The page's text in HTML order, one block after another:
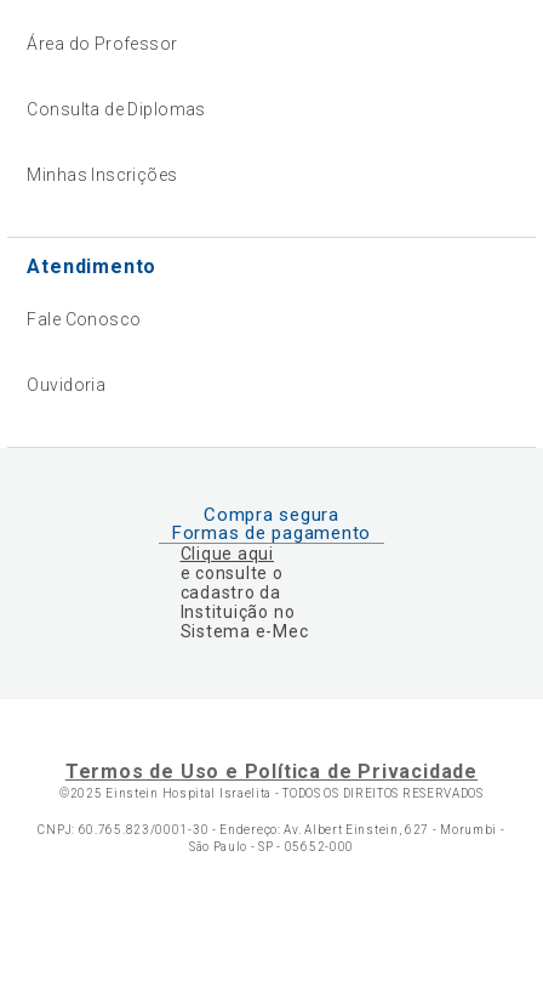
Área do Professor
Consulta de Diplomas
Minhas Inscrições
Atendimento
Fale Conosco
Ouvidoria
Compra segura
Formas de pagamento
Clique aqui
e consulte o
cadastro da
Instituição no
Sistema e-Mec
Termos de Uso e Política de Privacidade
©2025 Einstein Hospital Israelita -TODOS OS DIREITOS RESERVADOS
CNPJ: 60.765.823/0001-30 - Endereço: Av. Albert Einstein, 627 - Morumbi -
São Paulo - SP - 05652-000